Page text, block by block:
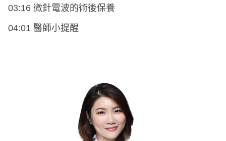
03:16 微針電波的術後保養
04:01 醫師小提醒